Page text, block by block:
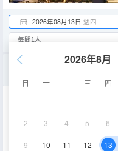
2026年08月13日 週四
2026年8月
日 一 二 三 四
2 3 4 5 6
9 10 11 12 13